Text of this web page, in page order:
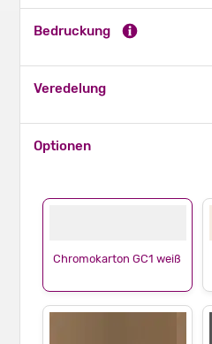
Chromokarton GC1 weiß
Bedruckung
Veredelung
Optionen